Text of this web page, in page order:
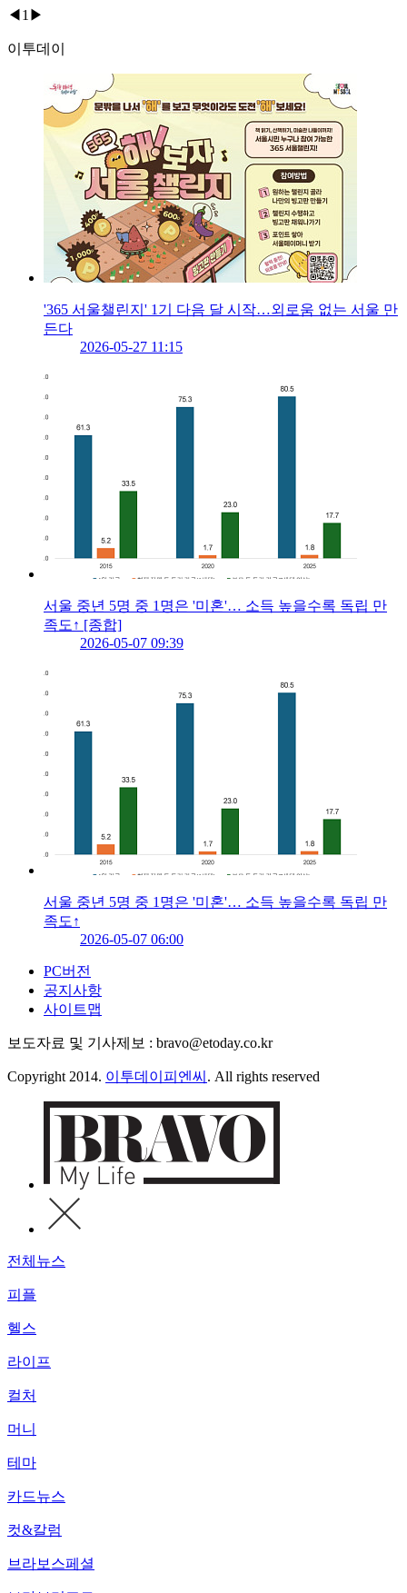
◀ 1 ▶
이투데이
'365 서울챌린지' 1기 다음 달 시작…외로움 없는 서울 만
든다
2026-05-27 11:15
서울 중년 5명 중 1명은 '미혼'… 소득 높을수록 독립 만
족도↑ [종합]
2026-05-07 09:39
서울 중년 5명 중 1명은 '미혼'… 소득 높을수록 독립 만
족도↑
2026-05-07 06:00
PC버전
공지사항
사이트맵
보도자료 및 기사제보 : bravo@etoday.co.kr
Copyright 2014. 이투데이피엔씨 . All rights reserved
전체뉴스
피플
헬스
라이프
컬처
머니
테마
카드뉴스
컷&칼럼
브라보스페셜